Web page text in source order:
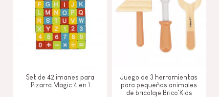
Set de 42 imanes para
Pizarra Magic 4 en 1
Juego de 3 herramientas
para pequeños animales
de bricolaje Brico'Kids